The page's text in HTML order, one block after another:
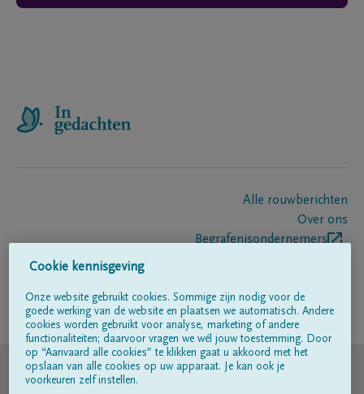
Alle rouwberichten
Over ons
Begrafenisondernemers
Volg ons op
© DELA
Cookie kennisgeving
Onze website gebruikt cookies. Sommige zijn nodig voor de
goede werking van de website en plaatsen we automatisch. Andere
cookies worden gebruikt voor analyse, marketing of andere
functionaliteiten; daarvoor vragen we wél jouw toestemming. Door
op “Aanvaard alle cookies” te klikken gaat u akkoord met het
opslaan van alle cookies op uw apparaat. Je kan ook je
voorkeuren zelf instellen.